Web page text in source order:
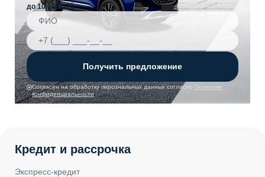
Получить предложение
Согласен на обработку персональных данных согласно Политике
конфиденциальности
до 10.08.2026
Кредит и рассрочка
Экспресс-кредит